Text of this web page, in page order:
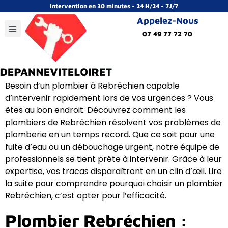
Intervention en 30 minutes - 24 H/24 - 7J/7
Appelez-Nous
07 49 77 72 70
Besoin d’un plombier à Rebréchien capable
d’intervenir rapidement lors de vos urgences ? Vous
êtes au bon endroit. Découvrez comment les
plombiers de Rebréchien résolvent vos problèmes de
plomberie en un temps record. Que ce soit pour une
fuite d’eau ou un débouchage urgent, notre équipe de
professionnels se tient prête à intervenir. Grâce à leur
expertise, vos tracas disparaîtront en un clin d’œil. Lire
la suite pour comprendre pourquoi choisir un plombier
Rebréchien, c’est opter pour l’efficacité.
Plombier Rebréchien :